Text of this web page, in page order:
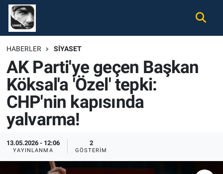
HABERLER SIYASET
AK Parti'ye geçen Başkan
Köksal'a 'Özel' tepki:
CHP'nin kapısında
yalvarma!
13.05.2026 - 12:06
YAYINLANMA
2
GÖSTERIM
Gündem
Ekonomi
Spor
Magazin
Tüm Haberler
İletişim
Nöbetçi Eczaneler
Hava Durumu
Namaz Vakitleri
Trafik Durumu
Süper Lig Puan Durumu ve Fikstür
Tüm Manşetler